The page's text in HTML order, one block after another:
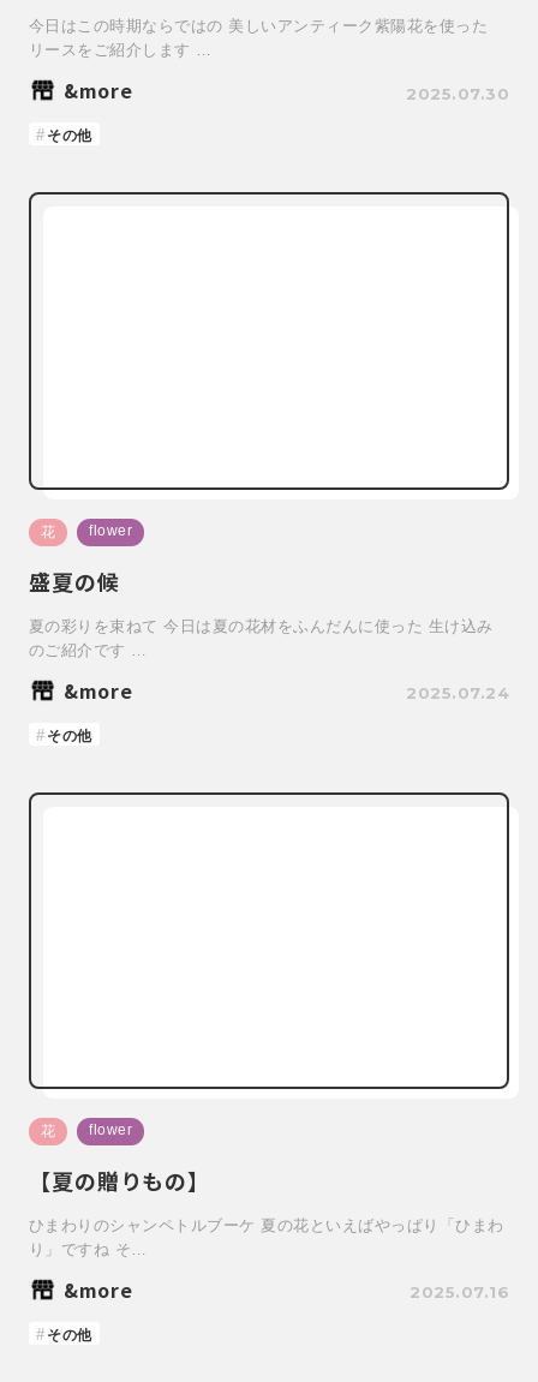
今日はこの時期ならではの 美しいアンティーク紫陽花を使った
リースをご紹介します …
&more 2025.07.30
その他
花 flower
盛夏の候
夏の彩りを束ねて 今日は夏の花材をふんだんに使った 生け込み
のご紹介です …
&more 2025.07.24
その他
花 flower
【夏の贈りもの】
ひまわりのシャンペトルブーケ 夏の花といえばやっぱり「ひまわ
り」ですね そ…
&more 2025.07.16
その他